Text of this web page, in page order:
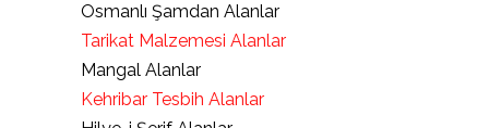
Osmanlı Şamdan Alanlar
Tarikat Malzemesi Alanlar
Mangal Alanlar
Kehribar Tesbih Alanlar